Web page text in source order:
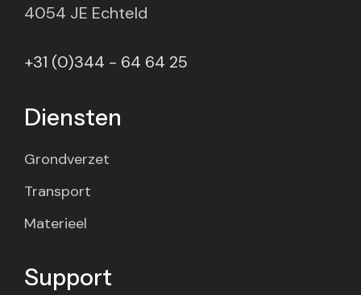
4054 JE Echteld
+31 (0)344 - 64 64 25
Diensten
Grondverzet
Transport
Materieel
Support